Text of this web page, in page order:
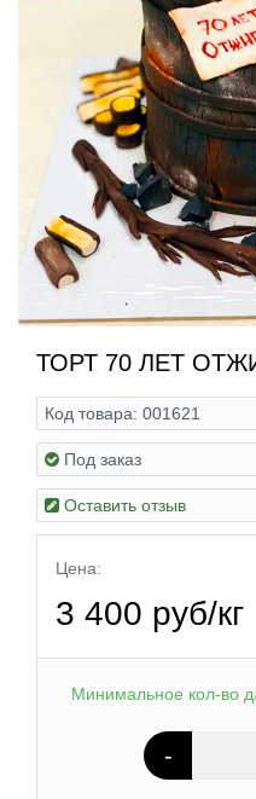
ТОРТ 70 ЛЕТ
Код товара: 001621
Под заказ
Оставить отзыв
Цена:
3 400 руб/кг
Минимальное кол-во
-